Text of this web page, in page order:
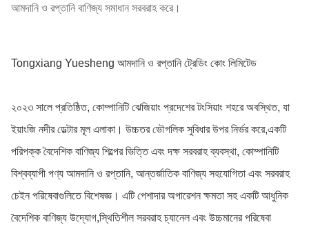
আমদানি ও রপ্তানি বাণিজ্য সমাধান সরবরাহ করে।
Tongxiang Yuesheng আমদানি ও রপ্তানি ট্রেডিং কোং লিমিটেড
২০২৩ সালে প্রতিষ্ঠিত, কোম্পানিটি ঝেজিয়াং প্রদেশের টংসিয়াং শহরে অবস্থিত, যা
ইয়াংজি নদীর ডেল্টার মূল এলাকা। উচ্চতর ভৌগলিক সুবিধার উপর নির্ভর করে,একটি
পরিপক্ক বৈদেশিক বাণিজ্য শিল্পের ভিত্তি এবং দক্ষ সরবরাহ ব্যবস্থা, কোম্পানিটি
বিশ্বব্যাপী পণ্য আমদানি ও রপ্তানি, আন্তর্জাতিক বাণিজ্য সহযোগিতা এবং সরবরাহ
চেইন পরিষেবাগুলিতে বিশেষজ্ঞ। এটি পেশাদার অপারেশন ক্ষমতা সহ একটি আধুনিক
বৈদেশিক বাণিজ্য উদ্যোগ,স্থিতিশীল সরবরাহ চ্যানেল এবং উচ্চমানের পরিষেবা